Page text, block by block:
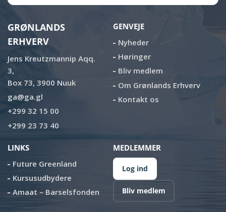
GRØNLANDS
ERHVERV
Jens Kreutzmannip Aqq.
3,
Box 73, 3900 Nuuk
ga@ga.gl
+299 32 15 00
+299 23 73 40
GENVEJE
Nyheder
Høringer
Bliv medlem
Om Grønlands Erhverv
Kontakt os
LINKS
Future Greenland
Kursusudbydere
Amaat – Barselsfonden
MEDLEMMER
Log ind
Bliv medlem